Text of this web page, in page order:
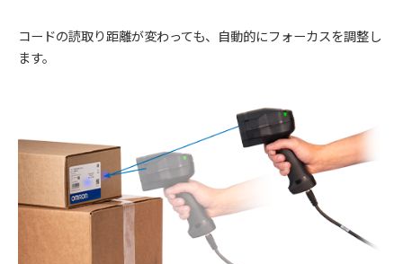
コードの読取り距離が変わっても、自動的にフォーカスを調整し
ます。